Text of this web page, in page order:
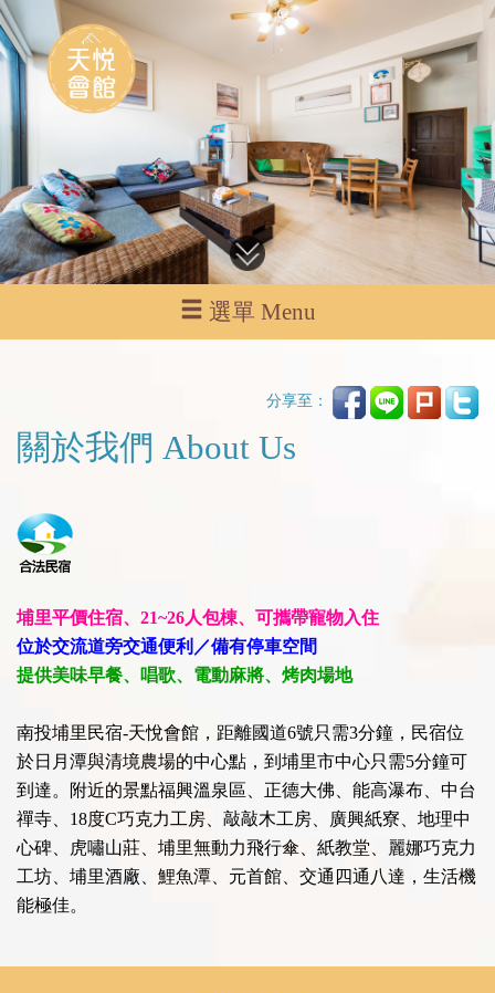
選單 Menu
分享至：
關於我們 About Us
埔里平價住宿、21~26人包棟、可攜帶寵物入住
位於交流道旁交通便利／備有停車空間
提供美味早餐、唱歌、電動麻將、烤肉場地
南投埔里民宿-天悅會館，距離國道6號只需3分鐘，民宿位
於日月潭與清境農場的中心點，到埔里市中心只需5分鐘可
到達。附近的景點福興溫泉區、正德大佛、能高瀑布、中台
禪寺、18度C巧克力工房、敲敲木工房、廣興紙寮、地理中
心碑、虎嘯山莊、埔里無動力飛行傘、紙教堂、麗娜巧克力
工坊、埔里酒廠、鯉魚潭、元首館、交通四通八達，生活機
能極佳。